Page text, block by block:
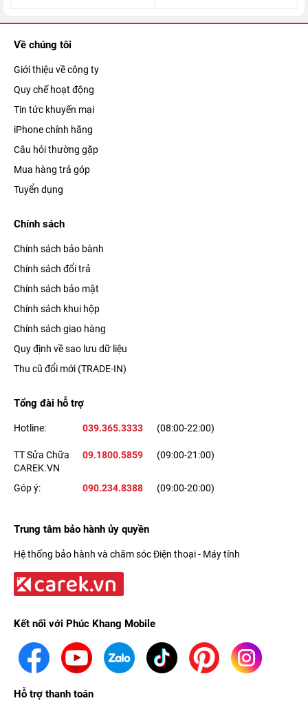
Về chúng tôi
Giới thiệu về công ty
Quy chế hoạt động
Tin tức khuyến mại
iPhone chính hãng
Câu hỏi thường gặp
Mua hàng trả góp
Tuyển dụng
Chính sách
Chính sách bảo bành
Chính sách đổi trả
Chính sách bảo mật
Chính sách khui hộp
Chính sách giao hàng
Quy định về sao lưu dữ liệu
Thu cũ đổi mới (TRADE-IN)
Tổng đài hỗ trợ
Hotline: 039.365.3333 (08:00-22:00)
TT Sửa Chữa
CAREK.VN
09.1800.5859 (09:00-21:00)
Góp ý: 090.234.8388 (09:00-20:00)
Trung tâm bảo hành ủy quyền
Hệ thống bảo hành và chăm sóc Điện thoại - Máy tính
Kết nối với Phúc Khang Mobile
Hỗ trợ thanh toán